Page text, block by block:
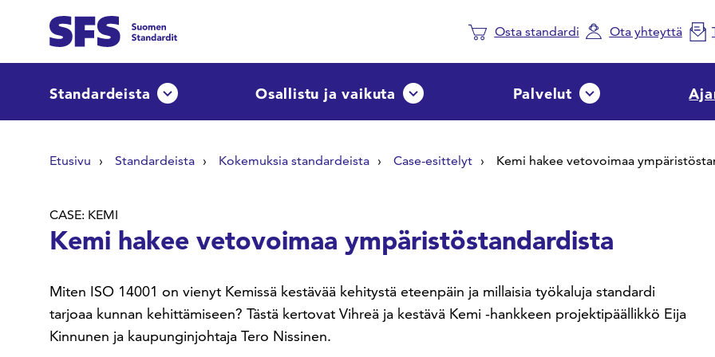
Osta standardi Ota yhteyttä
Standardeista Avaa tai sulje pudotusvalikkoOsallistu ja vaikuta Avaa tai sulje pudotusvalikko
Palvelut Avaa tai sulje
Etusivu Standardeista Kokemuksia standardeista Case-esittelyt Kemi hakee vetovoimaa
CASE: KEMI
Kemi hakee vetovoimaa ympäristöstandardista
Miten ISO 14001 on vienyt Kemissä kestävää kehitystä eteenpäin ja millaisia työkaluja standardi
tarjoaa kunnan kehittämiseen? Tästä kertovat Vihreä ja kestävä Kemi -hankkeen projektipäällikkö Eija
Kinnunen ja kaupunginjohtaja Tero Nissinen.